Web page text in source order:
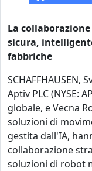
La
sicura,
fabbriche
SCHAFFHAUSEN,
Aptiv PLC (NYSE:
globale, e Vecna
soluzioni di
gestita dall'IA,
collaborazione
soluzioni di robot